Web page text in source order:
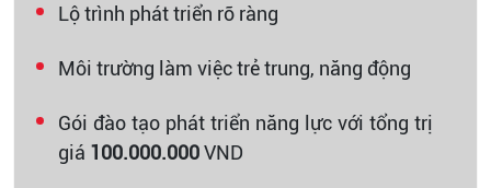
Lộ trình phát triển rõ ràng
Môi trường làm việc trẻ trung, năng động
Gói đào tạo phát triển năng lực với tổng trị
giá 100.000.000VND